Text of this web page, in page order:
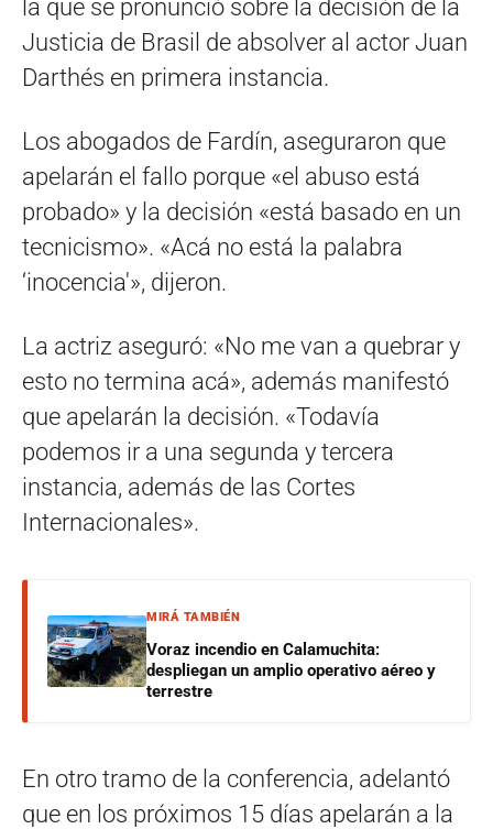
la que se pronunció sobre la decisión de la
Justicia de Brasil de absolver al actor Juan
Darthés en primera instancia.
Los abogados de Fardín, aseguraron que
apelarán el fallo porque «el abuso está
probado» y la decisión «está basado en un
tecnicismo». «Acá no está la palabra
‘inocencia'», dijeron.
La actriz aseguró: «No me van a quebrar y
esto no termina acá», además manifestó
que apelarán la decisión. «Todavía
podemos ir a una segunda y tercera
instancia, además de las Cortes
Internacionales».
MIRÁ TAMBIÉN
Voraz incendio en Calamuchita:
despliegan un amplio operativo aéreo y
terrestre
En otro tramo de la conferencia, adelantó
que en los próximos 15 días apelarán a la